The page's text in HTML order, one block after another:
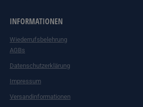
INFORMATIONEN
Wiederrufsbelehrung
AGBs
Datenschutzerklärung
Impressum
Versandinformationen